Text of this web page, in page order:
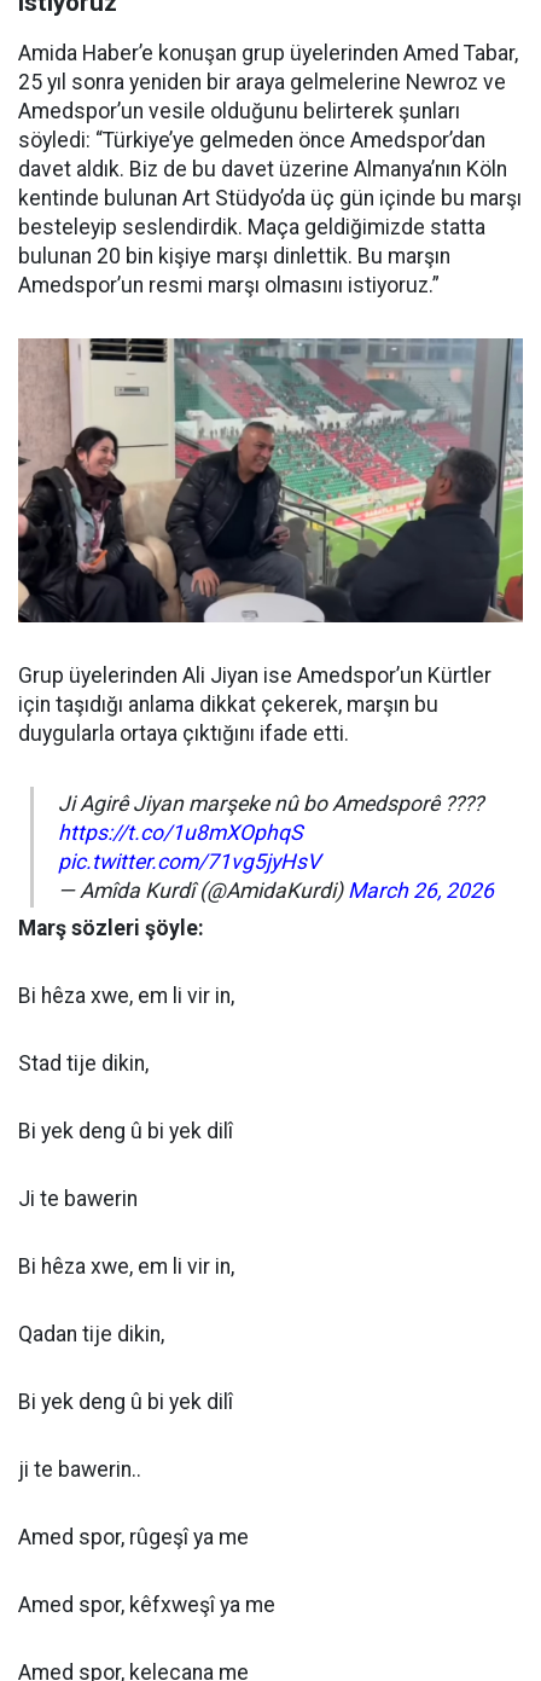
Amida Haber’e konuşan grup üyelerinden Amed Tabar,
25 yıl sonra yeniden bir araya gelmelerine Newroz ve
Amedspor’un vesile olduğunu belirterek şunları
söyledi: “Türkiye’ye gelmeden önce Amedspor’dan
davet aldık. Biz de bu davet üzerine Almanya’nın Köln
kentinde bulunan Art Stüdyo’da üç gün içinde bu marşı
besteleyip seslendirdik. Maça geldiğimizde statta
bulunan 20 bin kişiye marşı dinlettik. Bu marşın
Amedspor’un resmi marşı olmasını istiyoruz.”
Grup üyelerinden Ali Jiyan ise Amedspor’un Kürtler
için taşıdığı anlama dikkat çekerek, marşın bu
duygularla ortaya çıktığını ifade etti.
Ji Agirê Jiyan marşeke nû bo Amedsporê ????
https://t.co/1u8mXOphqS
pic.twitter.com/71vg5jyHsV
— Amîda Kurdî (@AmidaKurdi) March 26, 2026
Marş sözleri şöyle:
Bi hêza xwe, em li vir in,
Stad tije dikin,
Bi yek deng û bi yek dilî
Ji te bawerin
Bi hêza xwe, em li vir in,
Qadan tije dikin,
Bi yek deng û bi yek dilî
ji te bawerin..
Amed spor, rûgeşî ya me
Amed spor, kêfxweşî ya me
Amed spor, kelecana me